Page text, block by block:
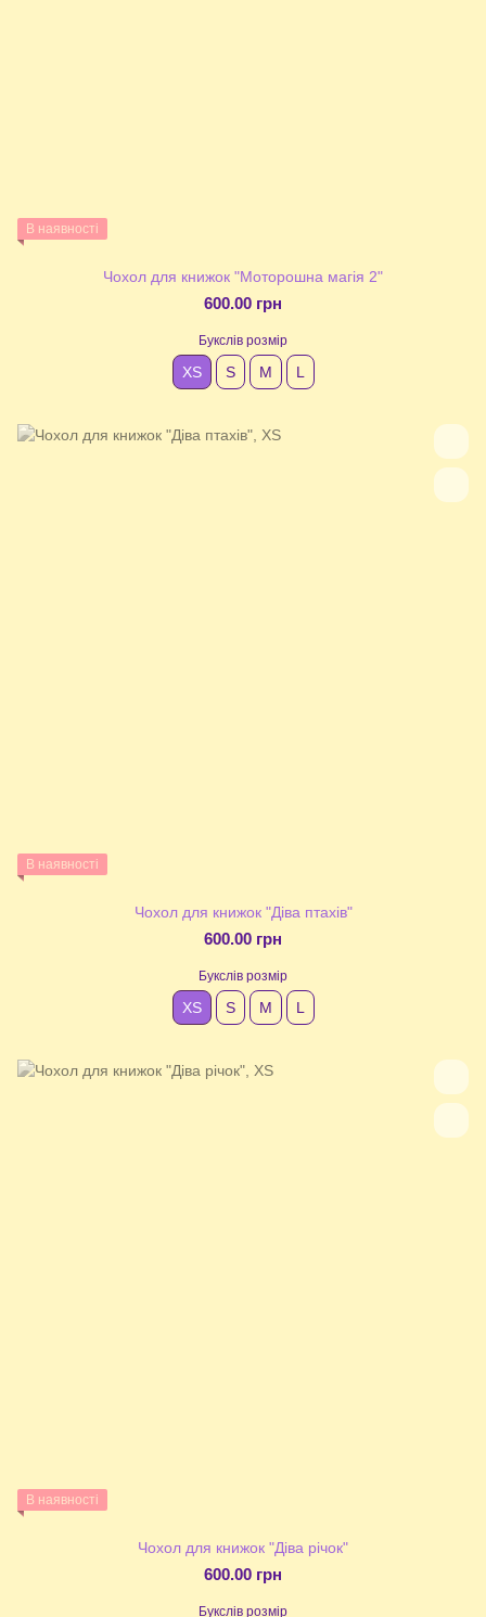
В наявності
Чохол для книжок "Моторошна магія 2"
600.00 грн
Букслів розмір
XS S М L
В наявності
Чохол для книжок "Діва птахів"
600.00 грн
Букслів розмір
XS S М L
В наявності
Чохол для книжок "Діва річок"
600.00 грн
Букслів розмір